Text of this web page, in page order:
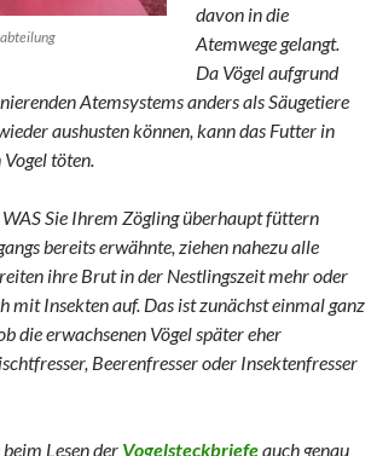
davon in die
Atemwege gelangt.
Da Vögel aufgrund
Atemsystems anders als Säugetiere
aushusten können, kann das Futter in
töten.
Sie Ihrem Zögling überhaupt füttern
bereits erwähnte, ziehen nahezu alle
ihre Brut in der Nestlingszeit mehr oder
mit Insekten auf. Das ist zunächst einmal ganz
die erwachsenen Vögel später eher
Beerenfresser oder Insektenfresser
Lesen der Vogelsteckbriefeauch genau